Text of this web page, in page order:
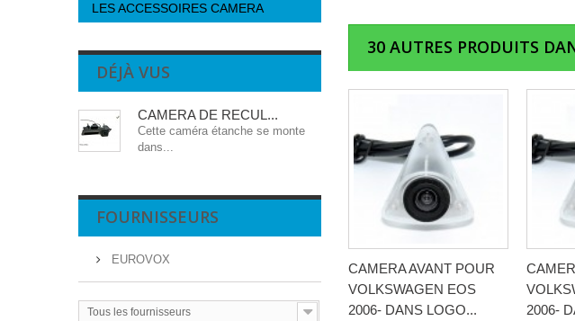
LES ACCESSOIRES CAMERA
DÉJÀ VUS
CAMERA DE RECUL...
Cette caméra étanche se monte
dans...
FOURNISSEURS
EUROVOX
Tous les fournisseurs
30 AUTRES PRODUITS
CAMERA AVANT POUR
VOLKSWAGEN EOS
2006- DANS LOGO...
2006-